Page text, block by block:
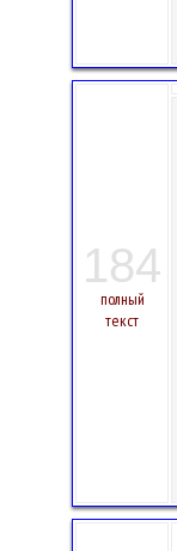
184
полный
текст